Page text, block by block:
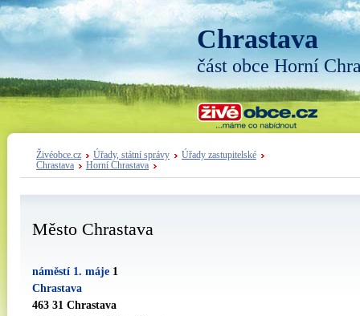
Chrastava
část obce Horní
Živéobce.cz Úřady, státní správy
Úřady zastupitelské
Chrastava
Horní Chrastava
Město Chrastava
náměstí 1. máje 1
Chrastava
463 31 Chrastava